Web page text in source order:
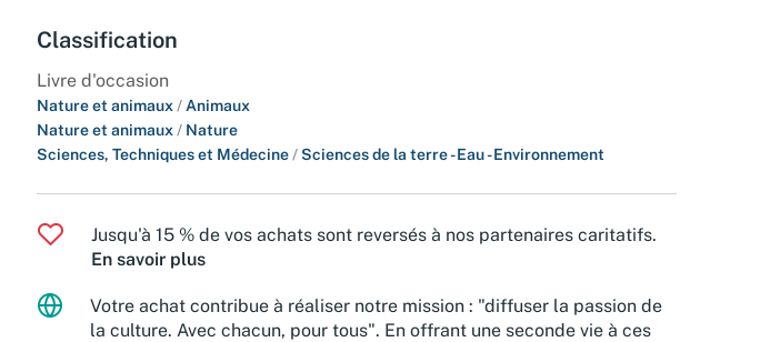
Classification
Livre d'occasion
Nature et animaux / Animaux
Nature et animaux / Nature
Sciences, Techniques et Médecine /Sciences de la terre - Eau - Environnement
Jusqu'à 15 % de vos achats sont reversés à nos partenaires caritatifs.
En savoir plus
Votre achat contribue à réaliser notre mission : "diffuser la passion de
la culture. Avec chacun, pour tous". En offrant une seconde vie à ces